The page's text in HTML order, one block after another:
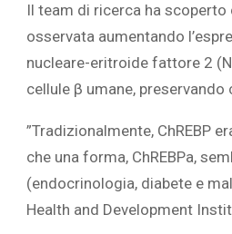
‎Il team di ricerca ha
osservata aumentando
nucleare-eritroide fattore 2
cellule β umane,
‎”Tradizionalmente, ChREBP
che una forma, ChREBPa,
(endocrinologia, diabete e
Health and Development